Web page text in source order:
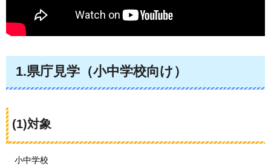
1.県庁見学（小中学校向け）
(1)対象
小中学校